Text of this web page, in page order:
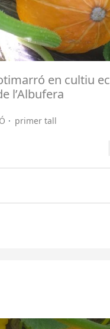
en cultiu
l’Albufera
primer tall